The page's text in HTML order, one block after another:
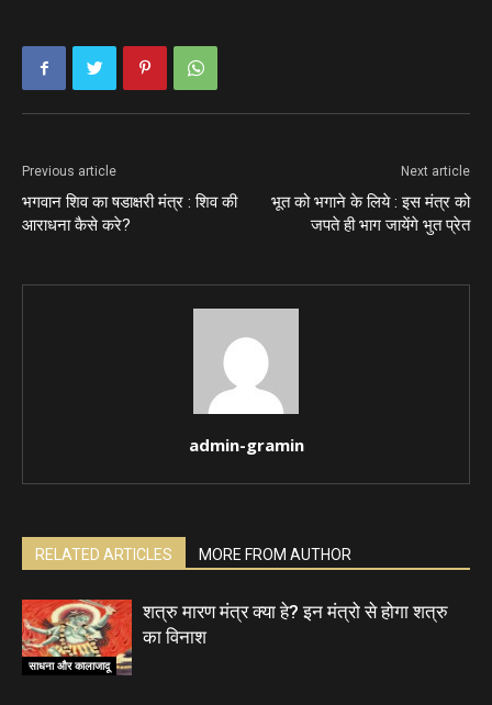
Previous article
भगवान शिव का षडाक्षरी मंत्र : शिव की
आराधना कैसे करे?
Next article
भूत को भगाने के लिये : इस मंत्र को
जपते ही भाग जायेंगे भुत प्रेत
admin-gramin
RELATED ARTICLES MORE FROM AUTHOR
साधना और कालाजादू
शत्रु मारण मंत्र क्या हे? इन मंत्रो से होगा शत्रु
का विनाश